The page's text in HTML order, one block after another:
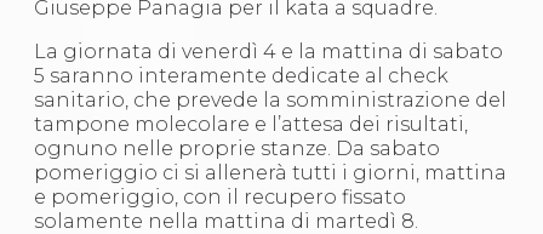
Corsi FIJLKAM-FISDIR
Corsi Preparatore Fisico
Edutraining class - Didattica infantile
Corso dirigenti sportivi
Corso Direttore di Gara
Abilitazioni
Sportello Fiscale
News
Modulistica
Giuseppe Panagia per il kata a squadre.
La giornata di venerdì 4 e la mattina di sabato
5 saranno interamente dedicate al check
sanitario, che prevede la somministrazione del
tampone molecolare e l’attesa dei risultati,
ognuno nelle proprie stanze. Da sabato
pomeriggio ci si allenerà tutti i giorni, mattina
e pomeriggio, con il recupero fissato
solamente nella mattina di martedì 8.